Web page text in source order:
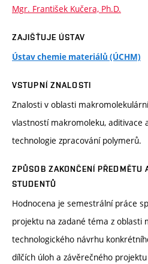
Mgr. František Kučera, Ph.D.
ZAJIŠŤUJE ÚSTAV
Ústav chemie materiálů (ÚCHM)
VSTUPNÍ ZNALOSTI
Znalosti v oblasti
vlastností makromoleku, aditivace
technologie zpracování polymerů.
ZPŮSOB ZAKONČENÍ PŘEDMĚTU
STUDENTŮ
Hodnocena je semestrální práce
projektu na zadané téma z oblasti
technologického návrhu
dílčích úloh a závěrečného